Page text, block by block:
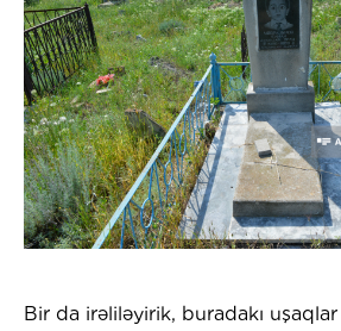
Bir da irəliləyirik, buradakı